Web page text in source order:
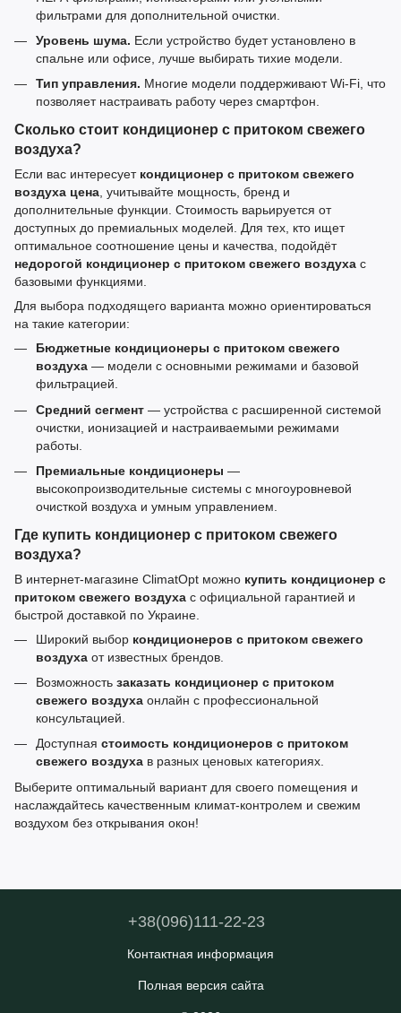
фильтрами для дополнительной очистки.
Уровень шума. Если устройство будет установлено в
спальне или офисе, лучше выбирать тихие модели.
Тип управления. Многие модели поддерживают Wi-Fi, что
позволяет настраивать работу через смартфон.
Сколько стоит кондиционер с притоком свежего
воздуха?
Если вас интересует кондиционер с притоком свежего
воздуха цена , учитывайте мощность, бренд и
дополнительные функции. Стоимость варьируется от
доступных до премиальных моделей. Для тех, кто ищет
оптимальное соотношение цены и качества, подойдёт
недорогой кондиционер с притоком свежего воздуха с
базовыми функциями.
Для выбора подходящего варианта можно ориентироваться
на такие категории:
Бюджетные кондиционеры с притоком свежего
воздуха — модели с основными режимами и базовой
фильтрацией.
Средний сегмент — устройства с расширенной системой
очистки, ионизацией и настраиваемыми режимами
работы.
Премиальные кондиционеры —
высокопроизводительные системы с многоуровневой
очисткой воздуха и умным управлением.
Где купить кондиционер с притоком свежего
воздуха?
В интернет-магазине ClimatOpt можно купить кондиционер с
притоком свежего воздуха с официальной гарантией и
быстрой доставкой по Украине.
Широкий выбор кондиционеров с притоком свежего
воздуха от известных брендов.
Возможность заказать кондиционер с притоком
свежего воздуха онлайн с профессиональной
консультацией.
Доступная стоимость кондиционеров с притоком
свежего воздуха в разных ценовых категориях.
Выберите оптимальный вариант для своего помещения и
наслаждайтесь качественным климат-контролем и свежим
воздухом без открывания окон!
+38(096)111-22-23
Контактная информация
Полная версия сайта